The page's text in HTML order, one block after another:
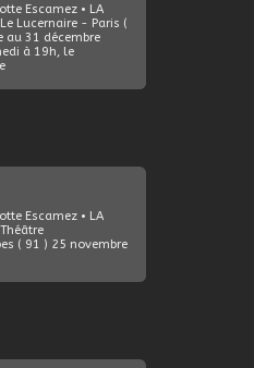
Escamez • LA
Le Lucernaire - Paris (
au 31 décembre
à 19h, le
Escamez • LA
Théâtre
( 91 ) 25 novembre